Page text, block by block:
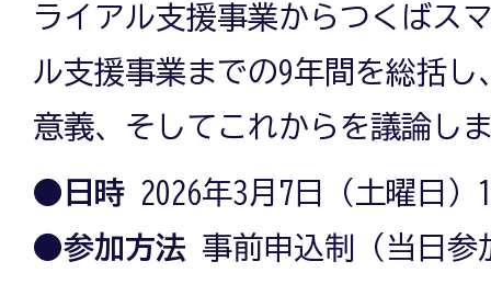
ライアル支援事業からつくばス
ル支援事業までの9年間を総括
意義、そしてこれからを議論し
● 日時 2026年3月7日（土曜日
●参加方法 事前申込制（当日参